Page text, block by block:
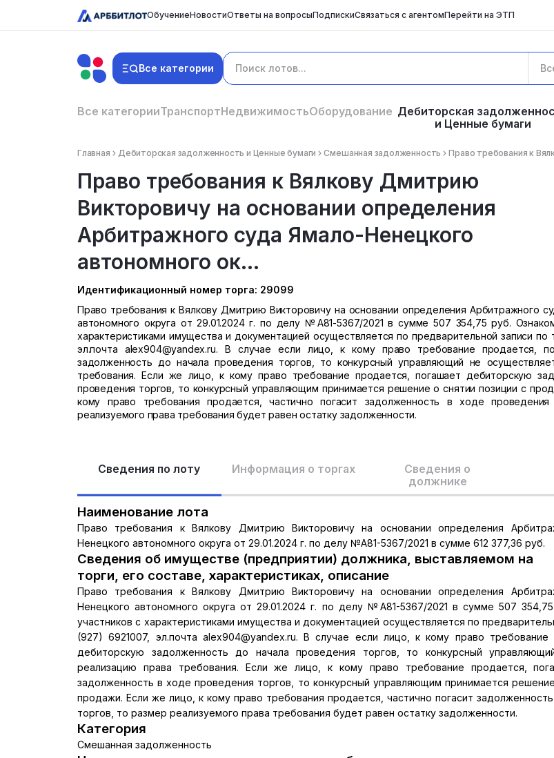
ОбучениеНовостиОтветы на вопросыПодпискиСвязаться с агентомПерейти на ЭТП
Все категории
Все категорииТранспортНедвижимостьОборудование Дебиторская
и Ценные бумаги
Главная Дебиторская задолженность и Ценные бумаги Смешанная задолженность
Право требования к Вялкову Дмитрию
Викторовичу на основании определения
Арбитражного суда Ямало-Ненецкого
автономного ок...
Идентификационный номер торга: 29099
Право требования к Вялкову Дмитрию Викторовичу на основании определения Арбитражного
автономного округа от 29.01.2024 г. по делу №А81-5367/2021 в сумме 507 354,75 руб.
характеристиками имущества и документацией осуществляется по предварительной записи по
эл.почта alex904@yandex.ru. В случае если лицо, к кому право требование продается,
задолженность до начала проведения торгов, то конкурсный управляющий не
требования. Если же лицо, к кому право требование продается, погашает дебиторскую
проведения торгов, то конкурсный управляющим принимается решение о снятии позиции с
кому право требования продается, частично погасит задолженность в ходе
реализуемого права требования будет равен остатку задолженности.
Сведения по лоту Информация о торгах
Сведения о
должнике
Наименование лота
Право требования к Вялкову Дмитрию Викторовичу на основании определения
Ненецкого автономного округа от 29.01.2024 г. по делу №А81-5367/2021 в сумме 612 377,36 руб.
Сведения об имуществе (предприятии) должника, выставляемом на
торги, его составе, характеристиках, описание
Право требования к Вялкову Дмитрию Викторовичу на основании определения
Ненецкого автономного округа от 29.01.2024 г. по делу №А81-5367/2021 в сумме 507
участников с характеристиками имущества и документацией осуществляется по
(927) 6921007, эл.почта alex904@yandex.ru. В случае если лицо, к кому право требование
дебиторскую задолженность до начала проведения торгов, то конкурсный
реализацию права требования. Если же лицо, к кому право требование продается,
задолженность в ходе проведения торгов, то конкурсный управляющим принимается
продажи. Если же лицо, к кому право требования продается, частично погасит
торгов, то размер реализуемого права требования будет равен остатку задолженности.
Категория
Смешанная задолженность